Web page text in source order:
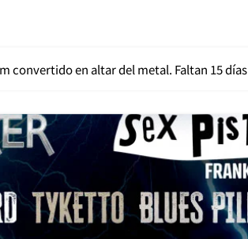
convertido en altar del metal. Faltan 15 días